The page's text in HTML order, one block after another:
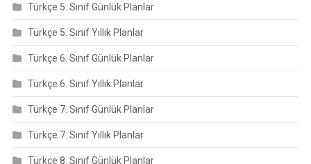
Türkçe 5. Sınıf Günlük Planlar
Türkçe 5. Sınıf Yıllık Planlar
Türkçe 6. Sınıf Günlük Planlar
Türkçe 6. Sınıf Yıllık Planlar
Türkçe 7. Sınıf Günlük Planlar
Türkçe 7. Sınıf Yıllık Planlar
Türkçe 8. Sınıf Günlük Planlar